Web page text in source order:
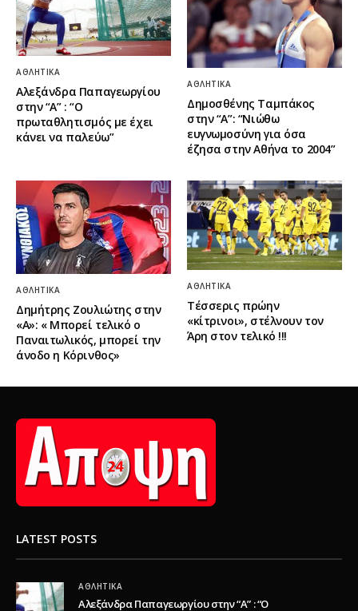
ΑΘΛΗΤΙΚΆ
Αλεξάνδρα Παπαγεωργίου
στην “Α” : “Ο
πρωταθλητισμός με έχει
κάνει να παλεύω”
ΑΘΛΗΤΙΚΆ
Δημοσθένης Ταμπάκος
στην “A”: “Νιώθω
ευγνωμοσύνη για όσα
έζησα στην Αθήνα το 2004”
ΑΘΛΗΤΙΚΆ
Δημήτρης Ζουλιώτης στην
«Α»: « Μπορεί τελικό ο
Παναιτωλικός, μπορεί την
άνοδο η Κόρινθος»
ΑΘΛΗΤΙΚΆ
Τέσσερις πρώην
«κίτρινοι», στέλνουν τον
Άρη στον τελικό !!!
LATEST POSTS
ΑΘΛΗΤΙΚΆ
Αλεξάνδρα Παπαγεωργίου στην “Α” : “Ο